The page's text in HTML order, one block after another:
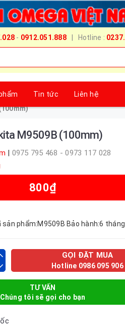
- 0912.051.888| Hotline :
Tin tức
Liên hệ
M9509B (100mm)
| 0975 795 468 - 0973 117 028
800₫
phẩm:M9509B Bảo hành:6 tháng
GỌI ĐẶT MUA
Hotline 0986 095 906
TƯ VẤN
Chúng tôi sẽ gọi cho bạn